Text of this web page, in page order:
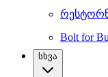
Bolt for
სხვა